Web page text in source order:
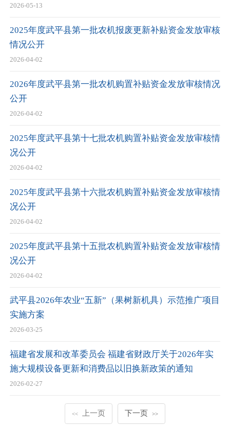
2026-05-13
2025年度武平县第一批农机报废更新补贴资金发放审核
情况公开
2026-04-02
2026年度武平县第一批农机购置补贴资金发放审核情况
公开
2026-04-02
2025年度武平县第十七批农机购置补贴资金发放审核情
况公开
2026-04-02
2025年度武平县第十六批农机购置补贴资金发放审核情
况公开
2026-04-02
2025年度武平县第十五批农机购置补贴资金发放审核情
况公开
2026-04-02
武平县2026年农业“五新”（果树新机具）示范推广项目
实施方案
2026-03-25
福建省发展和改革委员会 福建省财政厅关于2026年实
施大规模设备更新和消费品以旧换新政策的通知
2026-02-27
<< 上一页 下一页 >>